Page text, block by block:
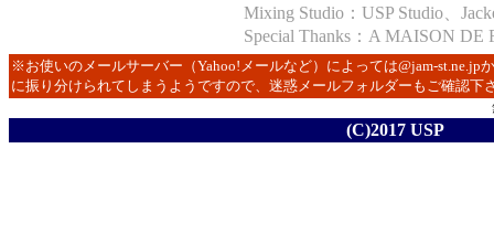
Mixing Studio：USP Studio、
Special Thanks：A MAISON DE
※お使いのメールサーバー（Yahoo!メールなど）によっては@jam-st.ne.jp
に振り分けられてしまうようですので、迷惑メールフォルダーもご確認下
(C)2017 USP